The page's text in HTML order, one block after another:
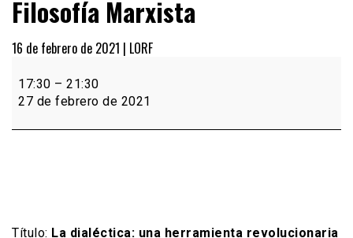
Filosofía Marxista
16 de febrero de 2021 | LORF
Escuela
del
de
17:30 – 21:30
27 de febrero de 2021
Título: La dialéctica: una herramienta revolucionaria